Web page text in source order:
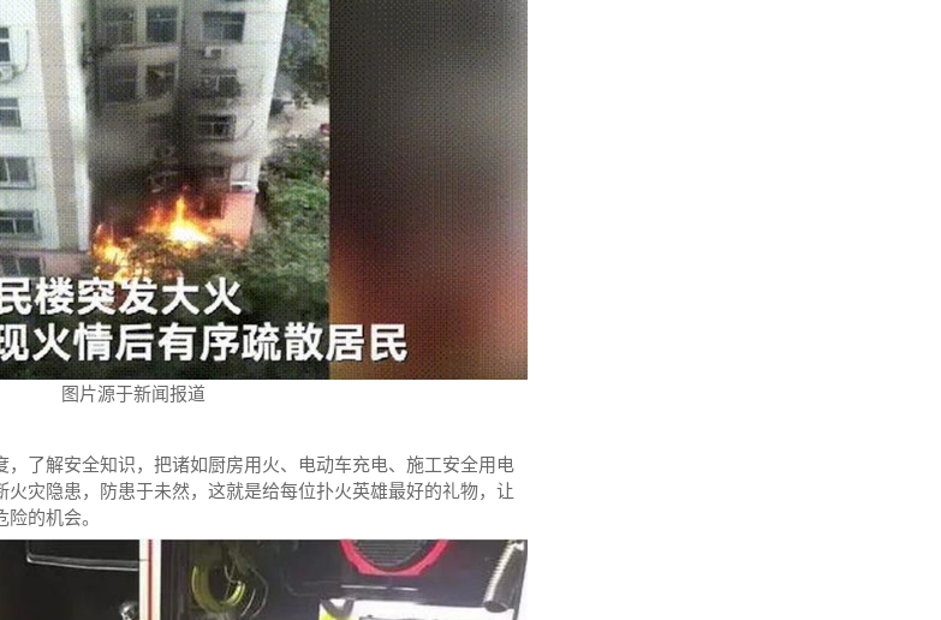
图片源于新闻报道
了解安全知识，把诸如厨房用火、电动车充电、施工安全用电
灾隐患，防患于未然，这就是给每位扑火英雄最好的礼物，让
的机会。